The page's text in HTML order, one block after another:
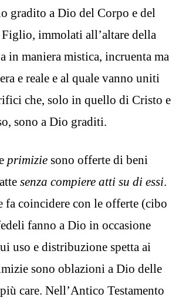
gradito a Dio del Corpo e del
Figlio, immolati all’altare della
in maniera mistica, incruenta ma
e reale e al quale vanno uniti
che, solo in quello di Cristo e
sono a Dio graditi.
primizie sono offerte di beni
senza compiere atti su di essi.
fa coincidere con le offerte (cibo
fanno a Dio in occasione
uso e distribuzione spetta ai
sono oblazioni a Dio delle
care. Nell’Antico Testamento